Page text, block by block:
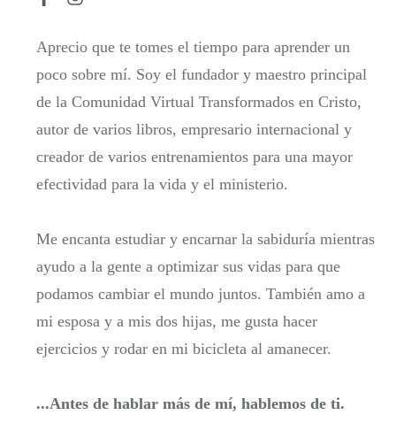
Aprecio que te tomes el tiempo para aprender un
poco sobre mí. Soy el fundador y maestro principal
de la Comunidad Virtual Transformados en Cristo,
autor de varios libros, empresario internacional y
creador de varios entrenamientos para una mayor
efectividad para la vida y el ministerio.
Me encanta estudiar y encarnar la sabiduría mientras
ayudo a la gente a optimizar sus vidas para que
podamos cambiar el mundo juntos. También amo a
mi esposa y a mis dos hijas, me gusta hacer
ejercicios y rodar en mi bicicleta al amanecer.
...Antes de hablar más de mí, hablemos de ti.